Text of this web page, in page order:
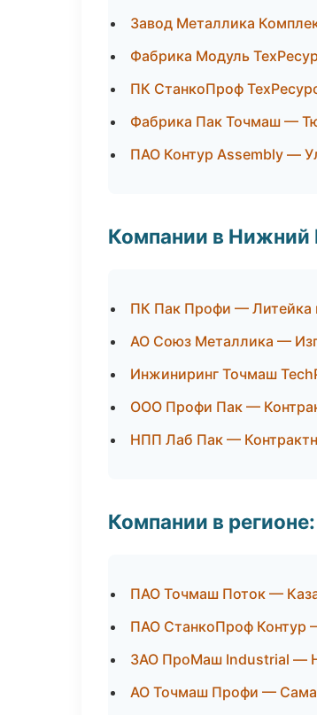
Завод Металлика
Фабрика Модуль
ПК СтанкоПроф
Фабрика Пак Точмаш —
ПАО Контур Assembly —
Компании в Нижний
ПК Пак Профи — Литейка
АО Союз Металлика —
Инжиниринг Точмаш
ООО Профи Пак —
НПП Лаб Пак —
Компании в
ПАО Точмаш Поток —
ПАО СтанкоПроф Контур
ЗАО ПроМаш Industrial —
АО Точмаш Профи —